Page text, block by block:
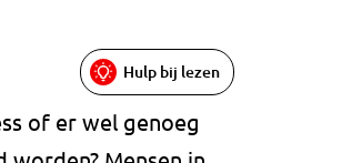
Hulp bij lezen
of er wel genoeg